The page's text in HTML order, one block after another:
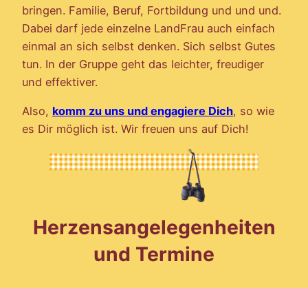
bringen. Familie, Beruf, Fortbildung und und und.
Dabei darf jede einzelne LandFrau auch einfach
einmal an sich selbst denken. Sich selbst Gutes
tun. In der Gruppe geht das leichter, freudiger
und effektiver.
Also, komm zu uns und engagiere Dich, so wie
es Dir möglich ist. Wir freuen uns auf Dich!
Herzensangelegenheiten
und Termine